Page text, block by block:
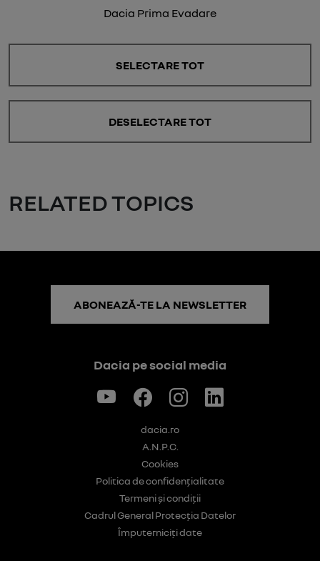
Dacia Prima Evadare
SELECTARE TOT
DESELECTARE TOT
RELATED TOPICS
ABONEAZĂ-TE LA NEWSLETTER
Dacia pe social media
dacia.ro
A.N.P.C.
Cookies
Politica de confidențialitate
Termeni și condiții
Cadrul General Protecția Datelor
Împuterniciți date